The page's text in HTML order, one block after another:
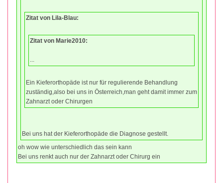
Zitat von Lila-Blau:
Zitat von Marie2010:
Ein Kieferorthopäde ist nur für regulierende Behandlung
zuständig,also bei uns in Österreich,man geht damit immer zum
Zahnarzt oder Chirurgen
Bei uns hat der Kieferorthopäde die Diagnose gestellt.
oh wow wie unterschiedlich das sein kann
Bei uns renkt auch nur der Zahnarzt oder Chirurg ein